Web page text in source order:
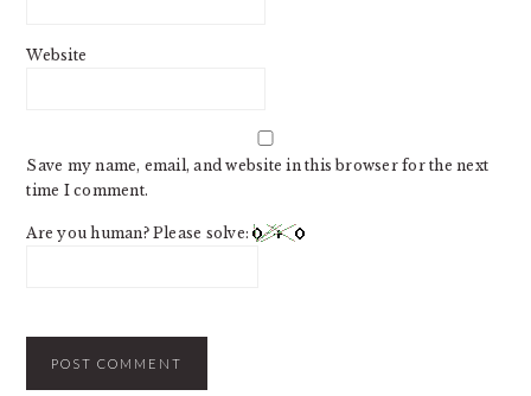
Website
Save my name, email, and website in this browser for the next
time I comment.
Are you human? Please solve: